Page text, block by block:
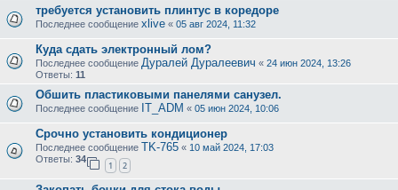
требуется установить плинтус в коредоре
Последнее сообщение xlive « 05 авг 2024, 11:32
Куда сдать электронный лом?
Последнее сообщение Дуралей Дуралеевич « 24 июн 2024, 13:26
Ответы: 11
Обшить пластиковыми панелями санузел.
Последнее сообщение IT_ADM « 05 июн 2024, 10:06
Срочно установить кондиционер
Последнее сообщение TK-765 « 10 май 2024, 17:03
Ответы: 34
1 2